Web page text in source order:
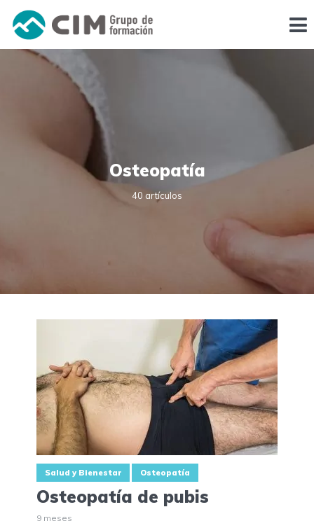
Osteopatía
40 artículos
Salud y Bienestar Osteopatía
Osteopatía de pubis
9 meses